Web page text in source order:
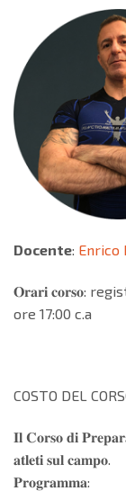
Docente: Enrico
𝐎𝐫𝐚𝐫𝐢 𝐜𝐨𝐫𝐬𝐨:
ore 17:00 c.a
COSTO DEL
𝐈𝐥 𝐂𝐨𝐫𝐬𝐨 𝐝𝐢
𝐚𝐭𝐥𝐞𝐭𝐢 𝐬𝐮𝐥 𝐜𝐚𝐦𝐩𝐨.
𝐏𝐫𝐨𝐠𝐫𝐚𝐦𝐦𝐚: